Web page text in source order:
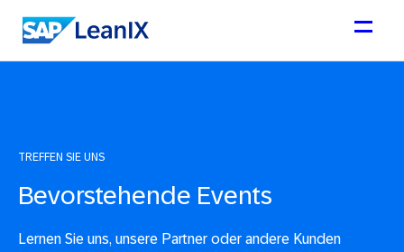
TREFFEN SIE UNS
Bevorstehende Events
Lernen Sie uns, unsere Partner oder andere Kunden